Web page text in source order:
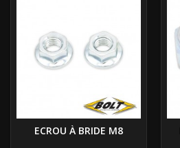
ECROU À BRIDE M8